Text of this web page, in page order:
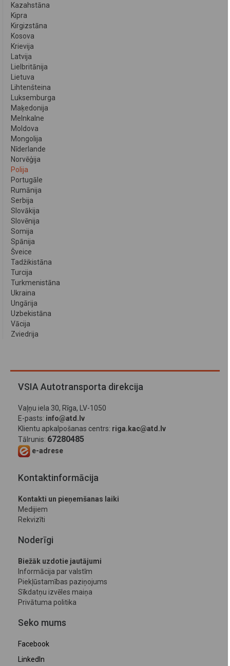
Kazahstāna
Kipra
Kirgizstāna
Kosova
Krievija
Latvija
Lielbritānija
Lietuva
Lihtenšteina
Luksemburga
Maķedonija
Melnkalne
Moldova
Mongolija
Nīderlande
Norvēģija
Polija
Portugāle
Rumānija
Serbija
Slovākija
Slovēnija
Somija
Spānija
Šveice
Tadžikistāna
Turcija
Turkmenistāna
Ukraina
Ungārija
Uzbekistāna
Vācija
Zviedrija
VSIA Autotransporta direkcija
Vaļņu iela 30, Rīga, LV-1050
E-pasts: info@atd.lv
Klientu apkalpošanas centrs: riga.kac@atd.lv
Tālrunis: 67280485
e-adrese
Kontaktinformācija
Kontakti un pieņemšanas laiki
Medijiem
Rekvizīti
Noderīgi
Biežāk uzdotie jautājumi
Informācija par valstīm
Piekļūstamības paziņojums
Sīkdatņu izvēles maiņa
Privātuma politika
Seko mums
Facebook
LinkedIn